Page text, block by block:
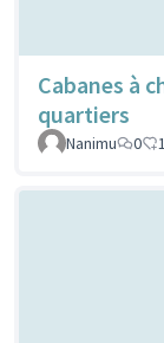
Cabanes à
quartiers
Nanimu
0 1